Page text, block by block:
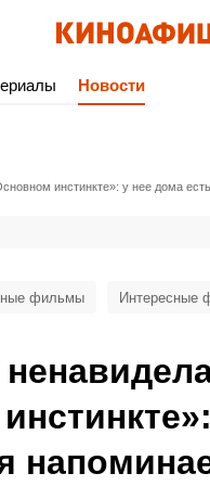
Новости
инстинкте»: у нее дома
фильмы Интересные